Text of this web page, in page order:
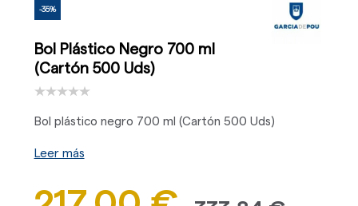
-35%
Bol Plástico Negro 700 ml
(Cartón 500 Uds)
Bol plástico negro 700 ml (Cartón 500 Uds)
Leer más